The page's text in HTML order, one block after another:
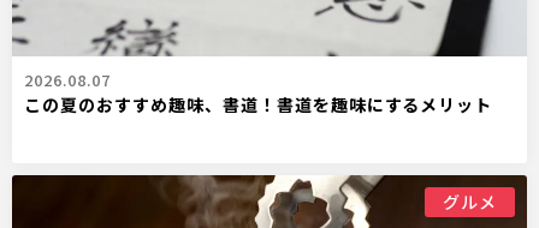
2026.08.07
この夏のおすすめ趣味、書道！書道を趣味にするメリット
グルメ